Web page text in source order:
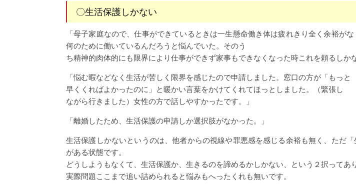
〇生活保護しかない
「母子家庭なので、仕事ができているときは一生懸命働き体は疲れきり全く余裕が
何のために働いているんだろうと悩んでいた。そのう
ち精神的肉体的にも限界により仕事ができず家事もできなくなった時これを頼るしか
「悩む暇などなく生活が苦しく限界を感じたので申請しました。窓口の方が「もっと
早くくればよかったのに」と暖かい言葉をかけてくれてほっとしました。（緊張し
ながら行きました）女性の方で話しやすかったです。」
「離婚したため、生活保護の申請しか選択肢がなかった。」
生活保護しかないというのは、他者からの視線や罪悪感を感じる余裕も無く、ただ
がある状態です。
どうしようもなくて、生活保護か、生きるのを諦めるかしかない、という２択ってあ
実際問題ここまで追い詰められると悩みもへったくれも無いです。